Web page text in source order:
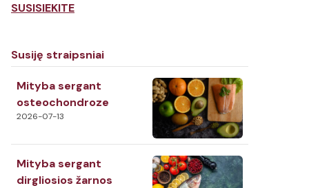
SUSISIEKITE
Susiję straipsniai
Mityba sergant
osteochondroze
2026-07-13
Mityba sergant
dirgliosios žarnos